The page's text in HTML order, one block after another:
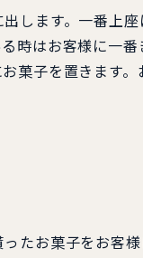
ます。一番上座
時はお客様に一
菓子を置きます
お菓子をお客様